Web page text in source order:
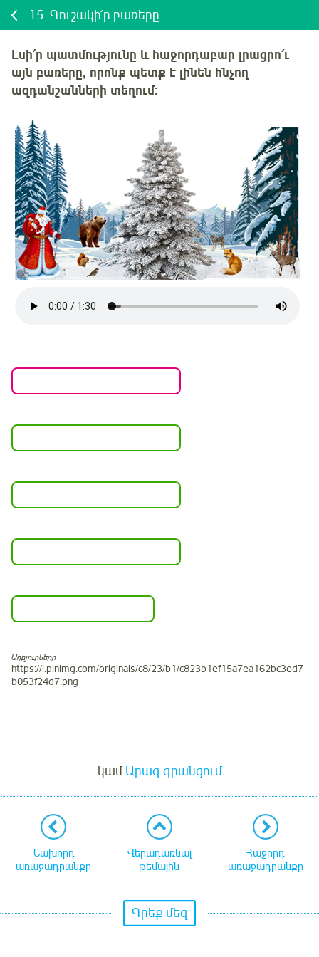
15. Գուշակի՛ր բառերը
Լսի՛ր պատմությունը և հաջորդաբար լրացրո՛ւ
այն բառերը, որոնք պետք է լինեն հնչող
ազդանշանների տեղում:
Աղբյուրները
https://i.pinimg.com/originals/c8/23/b1/c823b1ef15a7ea162bc3ed7
b053f24d7.png
կամԱրագ գրանցում
Նախորդ
առաջադրանքը
Վերադառնալ
թեմային
Հաջորդ
առաջադրանքը
Գրեք մեզ